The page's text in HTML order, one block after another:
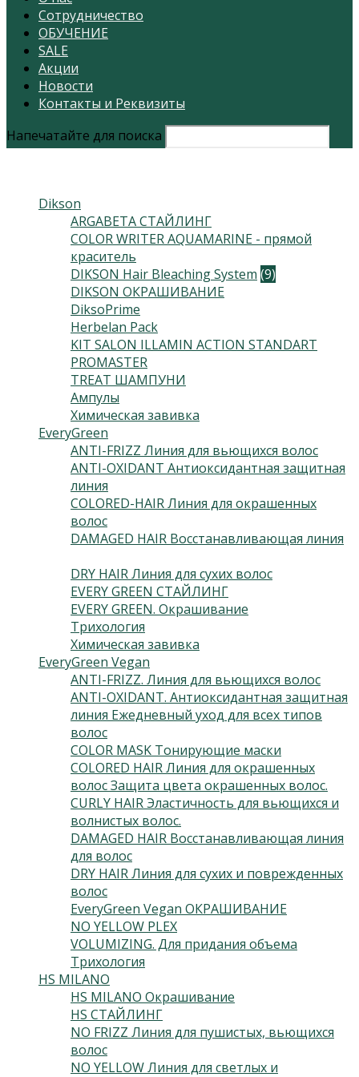
Сотрудничество
ОБУЧЕНИЕ
SALE
Акции
Новости
Контакты и Реквизиты
Напечатайте для поиска
Dikson
ARGABETA СТАЙЛИНГ
COLOR WRITER AQUAMARINE - прямой
краситель
DIKSON Hair Bleaching System (9)
DIKSON ОКРАШИВАНИЕ
DiksoPrime
Herbelan Pack
KIT SALON ILLAMIN ACTION STANDART
PROMASTER
TREAT ШАМПУНИ
Ампулы
Химическая завивка
EveryGreen
ANTI-FRIZZ Линия для вьющихся волос
ANTI-OXIDANT Антиоксидантная защитная
линия
COLORED-HAIR Линия для окрашенных
волос
DAMAGED HAIR Восстанавливающая линия
DRY HAIR Линия для сухих волос
EVERY GREEN СТАЙЛИНГ
EVERY GREEN. Окрашивание
Трихология
Химическая завивка
EveryGreen Vegan
ANTI-FRIZZ. Линия для вьющихся волос
ANTI-OXIDANT. Антиоксидантная защитная
линия Ежедневный уход для всех типов
волос
COLOR MASK Тонирующие маски
COLORED HAIR Линия для окрашенных
волос Защита цвета окрашенных волос.
CURLY HAIR Эластичность для вьющихся и
волнистых волос.
DAMAGED HAIR Восстанавливающая линия
для волос
DRY HAIR Линия для сухих и поврежденных
волос
EveryGreen Vegan ОКРАШИВАНИЕ
NO YELLOW PLEX
VOLUMIZING. Для придания объема
Трихология
HS MILANO
HS MILANO Окрашивание
HS СТАЙЛИНГ
NO FRIZZ Линия для пушистых, вьющихся
волос
NO YELLOW Линия для светлых и